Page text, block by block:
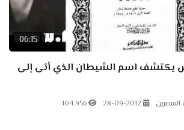
06:15
يكتشف اسم الشيطان الذي أتى إلى
28-09-2012
104.956